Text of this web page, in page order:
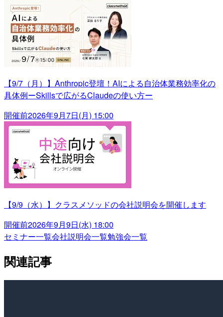
【9/7（月）】Anthropic登壇！AIによる自治体業務効率化の
具体例ーSkillsで広がるClaudeの使い方ー
開催前2026年9月7日(月) 15:00
【9/9（水）】クラスメソッドの会社説明会を開催します
開催前2026年9月9日(水) 18:00
セミナー一覧会社説明会一覧勉強会一覧
関連記事